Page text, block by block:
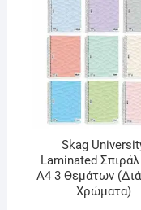
Skag
Laminated Σπιράλ
Α4 3 Θεμάτων
Χρώματα)